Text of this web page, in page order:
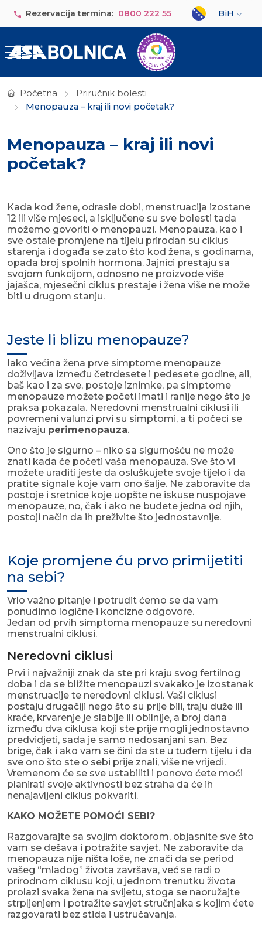
Rezervacija termina: 0800 222 55
Select your
BiH
Početna
Priručnik bolesti
Menopauza – kraj ili novi početak?
Menopauza – kraj ili novi
početak?
Kada kod žene, odrasle dobi, menstruacija izostane
12 ili više mjeseci, a isključene su sve bolesti tada
možemo govoriti o menopauzi. Menopauza, kao i
sve ostale promjene na tijelu prirodan su ciklus
starenja i događa se zato što kod žena, s godinama,
opada broj spolnih hormona. Jajnici prestaju sa
svojom funkcijom, odnosno ne proizvode više
jajašca, mjesečni ciklus prestaje i žena više ne može
biti u drugom stanju.
Jeste li blizu menopauze?
Iako većina žena prve simptome menopauze
doživljava između četrdesete i pedesete godine, ali,
baš kao i za sve, postoje iznimke, pa simptome
menopauze možete početi imati i ranije nego što je
praksa pokazala. Neredovni menstrualni ciklusi ili
povremeni valunzi prvi su simptomi, a ti počeci se
nazivaju perimenopauza.
Ono što je sigurno – niko sa sigurnošću ne može
znati kada će početi vaša menopauza. Sve što vi
možete uraditi jeste da osluškujete svoje tijelo i da
pratite signale koje vam ono šalje. Ne zaboravite da
postoje i sretnice koje uopšte ne iskuse nuspojave
menopauze, no, čak i ako ne budete jedna od njih,
postoji način da ih preživite što jednostavnije.
Koje promjene ću prvo primijetiti
na sebi?
Vrlo važno pitanje i potrudit ćemo se da vam
ponudimo logične i koncizne odgovore.
Jedan od prvih simptoma menopauze su neredovni
menstrualni ciklusi.
Neredovni ciklusi
Prvi i najvažniji znak da ste pri kraju svog fertilnog
doba i da se bližite menopauzi svakako je izostanak
menstruacije te neredovni ciklusi. Vaši ciklusi
postaju drugačiji nego što su prije bili, traju duže ili
kraće, krvarenje je slabije ili obilnije, a broj dana
između dva ciklusa koji ste prije mogli jednostavno
predvidjeti, sada je samo nedosanjani san. Bez
brige, čak i ako vam se čini da ste u tuđem tijelu i da
sve ono što ste o sebi prije znali, više ne vrijedi.
Vremenom će se sve ustabiliti i ponovo ćete moći
planirati svoje aktivnosti bez straha da će ih
nenajavljeni ciklus pokvariti.
KAKO MOŽETE POMOĆI SEBI?
Razgovarajte sa svojim doktorom, objasnite sve što
vam se dešava i potražite savjet. Ne zaboravite da
menopauza nije ništa loše, ne znači da se period
vašeg “mladog” života završava, već se radi o
prirodnom ciklusu koji, u jednom trenutku života
prolazi svaka žena na svijetu, stoga se naoružajte
strpljenjem i potražite savjet stručnjaka s kojim ćete
razgovarati bez stida i ustručavanja.